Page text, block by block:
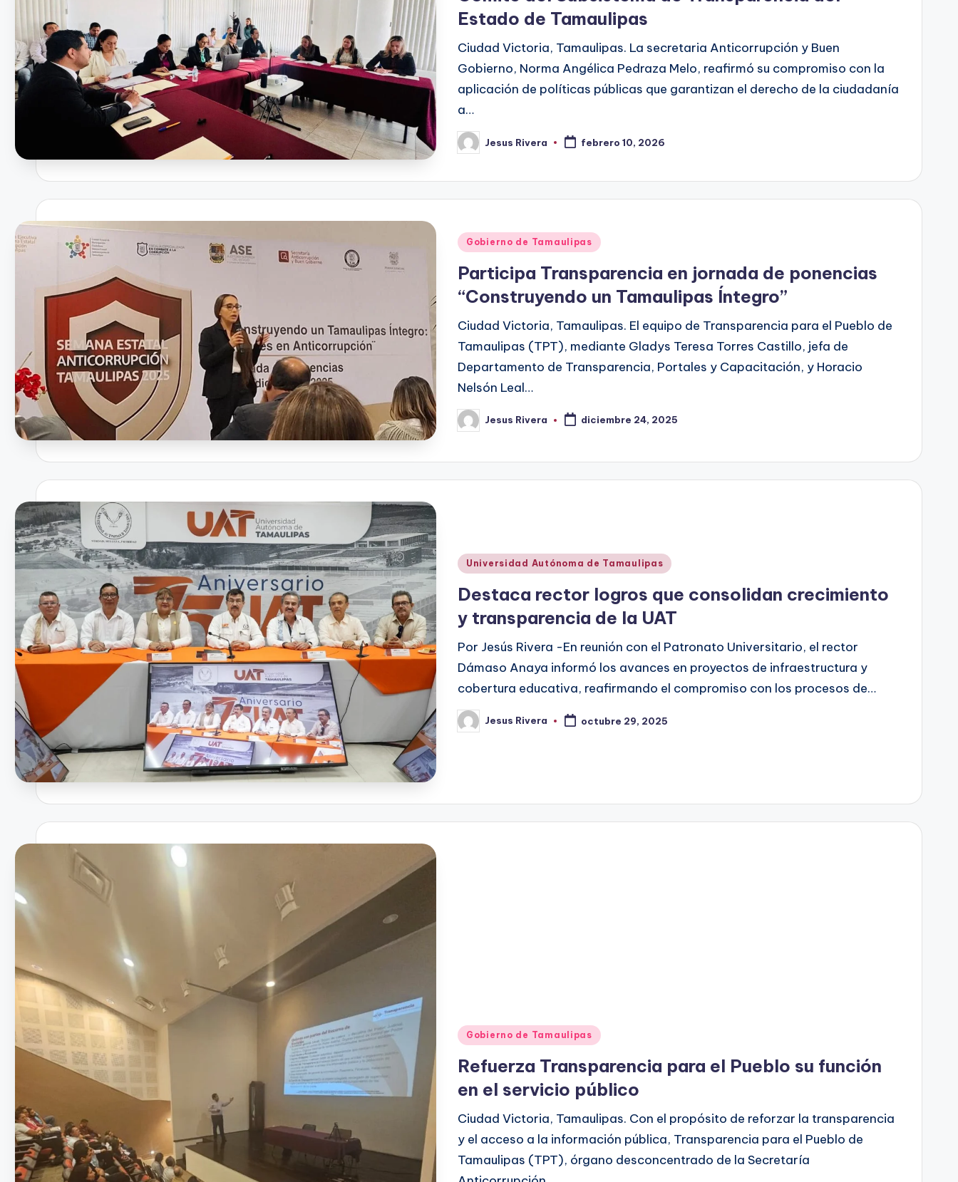
Estado de Tamaulipas
Ciudad Victoria, Tamaulipas. La secretaria Anticorrupción y Buen
Gobierno, Norma Angélica Pedraza Melo, reafirmó su compromiso con la
aplicación de políticas públicas que garantizan el derecho de la ciudadanía
a…
Publicado
por
Jesus Rivera febrero 10, 2026
Publicado
Gobierno de Tamaulipas
Participa Transparencia en jornada de ponencias
“Construyendo un Tamaulipas Íntegro”
Ciudad Victoria, Tamaulipas. El equipo de Transparencia para el Pueblo de
Tamaulipas (TPT), mediante Gladys Teresa Torres Castillo, jefa de
Departamento de Transparencia, Portales y Capacitación, y Horacio
Nelsón Leal…
Publicado
por
Jesus Rivera diciembre 24, 2025
Publicado
Universidad Autónoma de Tamaulipas
Destaca rector logros que consolidan crecimiento
y transparencia de la UAT
Por Jesús Rivera -En reunión con el Patronato Universitario, el rector
Dámaso Anaya informó los avances en proyectos de infraestructura y
cobertura educativa, reafirmando el compromiso con los procesos de…
Publicado
por
Jesus Rivera octubre 29, 2025
Publicado
Gobierno de Tamaulipas
Refuerza Transparencia para el Pueblo su función
en el servicio público
Ciudad Victoria, Tamaulipas. Con el propósito de reforzar la transparencia
y el acceso a la información pública, Transparencia para el Pueblo de
Tamaulipas (TPT), órgano desconcentrado de la Secretaría